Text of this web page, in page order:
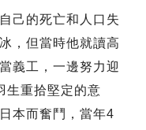
己的死亡和人口失
，但當時他就讀高
義工，一邊努力迎
生重拾堅定的意
本而奮鬥，當年4